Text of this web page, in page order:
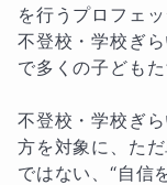
を行うプロフェ
不登校・学校ぎ
で多くの子ども
不登校・学校ぎ
方を対象に、た
ではない、“自信